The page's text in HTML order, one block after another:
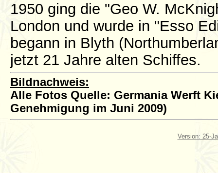
1950 ging die "Geo W.
London und wurde in "Esso
begann in Blyth
jetzt 21 Jahre alten Schiffes.
Bildnachweis:
Alle Fotos Quelle: Germania Werft
Genehmigung im Juni 2009)
Version: 25-